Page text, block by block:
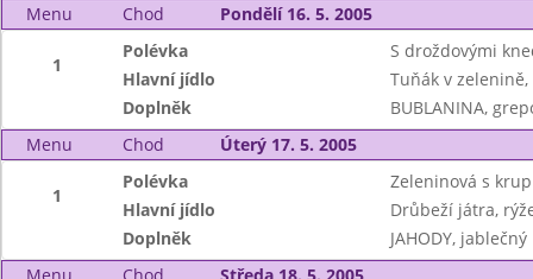
Menu Chod Pondělí 16. 5. 2005
1
Polévka
S droždovými
Hlavní jídlo
Tuňák v zelenině,
Doplněk
BUBLANINA,
Menu
Chod Úterý 17. 5. 2005
1
Polévka
Zeleninová s
Hlavní jídlo
Drůbeží játra,
Doplněk
JAHODY,